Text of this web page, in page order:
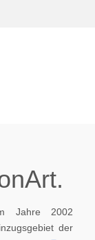
Jahre 2002
der